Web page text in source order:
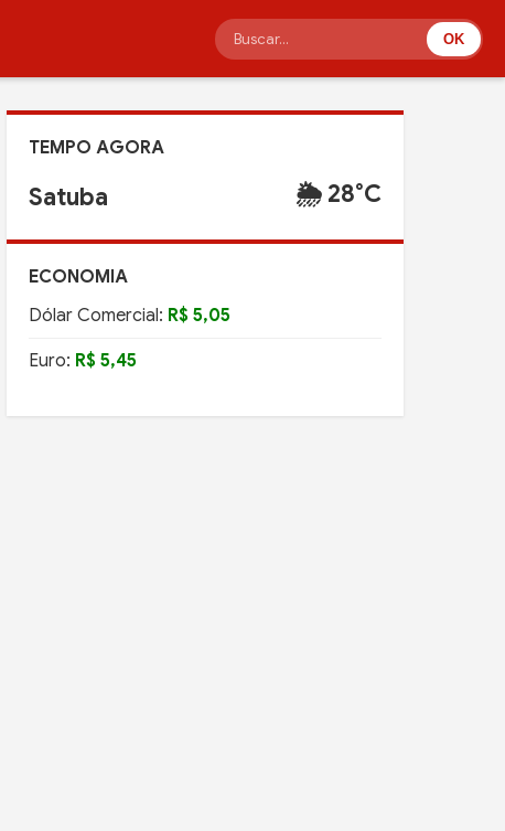
OK
TEMPO AGORA
Satuba 🌦️ 28°C
ECONOMIA
Dólar Comercial: R$ 5,05
Euro: R$ 5,45